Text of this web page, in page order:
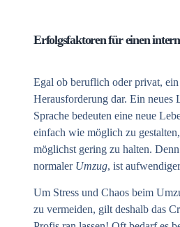
Erfolgsfaktoren für einen
Egal ob beruflich oder privat, ein
Herausforderung dar. Ein neues
Sprache bedeuten eine neue
einfach wie möglich zu
möglichst gering zu halten.
normaler Umzug, ist
Um Stress und Chaos beim
zu vermeiden, gilt deshalb das